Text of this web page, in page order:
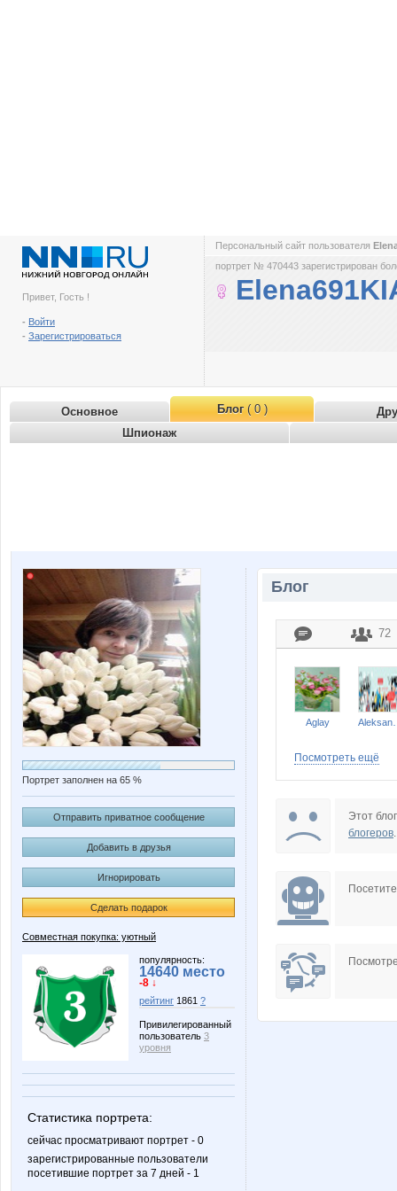
Привет, Гость !
- Войти
- Зарегистрироваться
Персональный сайт пользователя
портрет № 470443 зарегистрирован
Основное Блог( 0 )
Шпионаж
Портрет заполнен на 65 %
Отправить приватное сообщение
Добавить в друзья
Игнорировать
Сделать подарок
Совместная покупка: уютный
популярность:
14640 место
-8 ↓
рейтинг 1861 ?
Привилегированный
пользователь 3
уровня
Статистика портрета:
сейчас просматривают портрет - 0
зарегистрированные пользователи
посетившие портрет за 7 дней - 1
Блог
72
Aglay
Mari$hka
Olushka) Pet-
Посмотреть ещё
Этот
блогеров.